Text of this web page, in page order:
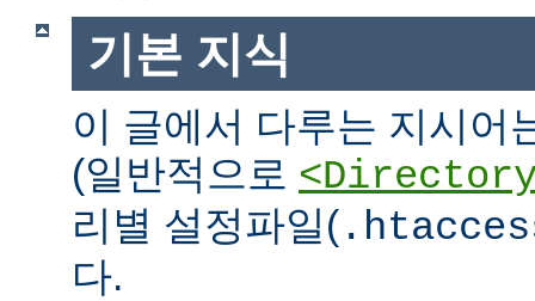
기본 지식
이 글에서 다루는 지시어
(일반적으로
리별 설정파일(
다.